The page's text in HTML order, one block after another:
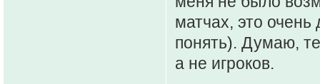
матчах, это очень
понять). Думаю,
а не игроков.